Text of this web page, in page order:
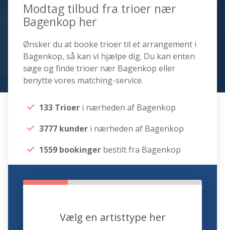
Modtag tilbud fra trioer nær
Bagenkop her
Ønsker du at booke trioer til et arrangement i
Bagenkop, så kan vi hjælpe dig. Du kan enten
søge og finde trioer nær Bagenkop eller
benytte vores matching-service.
133 Trioer i nærheden af Bagenkop
3777 kunder i nærheden af Bagenkop
1559 bookinger bestilt fra Bagenkop
Vælg en artisttype her